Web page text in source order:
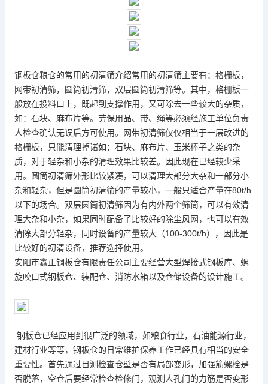
钢板仓粮仓的常用的初清筛介绍常用的初清筛主要有：格栅板，
网带初清筛，圆筒初清筛，双层圆筒初清筛等。其中，格栅板一
般放在投料口上，既起到支撑作用，又可除去一些较大的杂质，
如：石块、麻布片等。劳保用品、带、绳等必须经施工单位负责
人检查确认无误后方可使用。网带初清筛仅仅相当于一层改进的
格栅板，只能清理掉诸如：石块、麻布片、玉米棒子之类的杂
质，对于轻杂和小杂的清理效果比较差。因此现在已经较少采
用。圆筒初清筛外形比较紧凑，可以清理大部分大杂和一部分小
杂和轻杂，但是圆筒初清筛的产量较小，一般只适合产量在80t/h
以下的场合。双层圆筒初清筛因为有内外两个筛筒，可以有效清
理大杂和小杂，如果同时配备了比较好的除尘风网，也可以有效
清除大部分轻杂，同时设备的产量较大（100-300t/h），因此是
比较好的初清设备，推荐选择使用。
安阳市鑫正钢板仓有限责任公司主要经营大型焊接式钢板库、螺
旋咬口式钢板仓、装配仓、消防水箱以及仓储设备的设计施工。
钢板仓已经应用到很广泛的领域，如粮食行业，石油能源行业，
建材行业等等，钢板仓的日常维护保养工作已经具有相当的安全
重要性。首先通过目测检查仓壁是否有局部变形，加强筋螺栓是
否脱落，空仓后要经常检查检修门，观测人孔门的力筋是否变形